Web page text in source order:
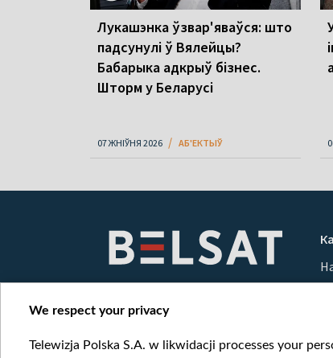
Лукашэнка ўзвар'яваўся: што
падсунулі ў Вялейцы?
Бабарыка адкрыў бізнес.
Шторм у Беларусі
07 ЖНІЎНЯ 2026 АБ'ЕКТЫЎ
We respect your privacy
Telewizja Polska S.A. w likwidacji processes your